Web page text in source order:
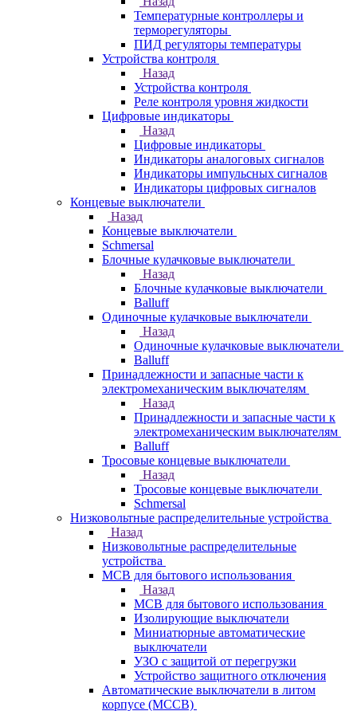
Температурные контроллеры и
терморегуляторы
ПИД регуляторы температуры
Устройства контроля
Назад
Устройства контроля
Реле контроля уровня жидкости
Цифровые индикаторы
Назад
Цифровые индикаторы
Индикаторы аналоговых сигналов
Индикаторы импульсных сигналов
Индикаторы цифровых сигналов
Концевые выключатели
Назад
Концевые выключатели
Schmersal
Блочные кулачковые выключатели
Назад
Блочные кулачковые выключатели
Balluff
Одиночные кулачковые выключатели
Назад
Одиночные кулачковые выключатели
Balluff
Принадлежности и запасные части к
электромеханическим выключателям
Назад
Принадлежности и запасные части к
электромеханическим выключателям
Balluff
Тросовые концевые выключатели
Назад
Тросовые концевые выключатели
Schmersal
Низковольтные распределительные устройства
Назад
Низковольтные распределительные
устройства
MCB для бытового использования
Назад
MCB для бытового использования
Изолирующие выключатели
Миниатюрные автоматические
выключатели
УЗО с защитой от перегрузки
Устройство защитного отключения
Автоматические выключатели в литом
корпусе (MCCB)